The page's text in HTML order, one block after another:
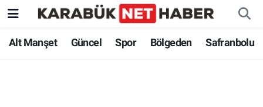
Alt Manşet Güncel Spor Bölgeden Safranbolu